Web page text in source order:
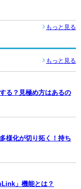
もっと見る
もっと見る
る？見極め方はあるの
様化が切り拓く！持ち
」機能とは？